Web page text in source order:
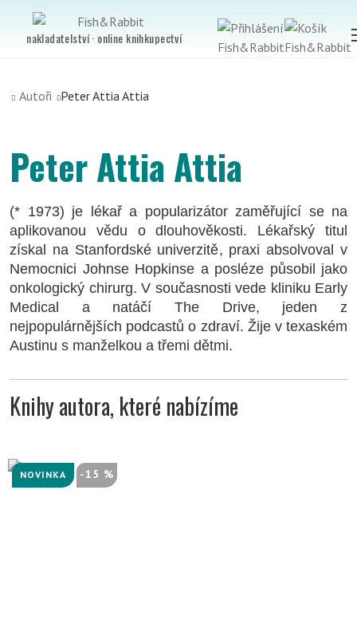
nakladatelství · online knihkupectví
Autoři Peter Attia Attia
Peter Attia Attia
(* 1973) je lékař a popularizátor zaměřující se na
aplikovanou vědu o dlouhověkosti. Lékařský titul
získal na Stanfordské univerzitě, praxi absolvoval v
Nemocnici Johnse Hopkinse a posléze působil jako
onkologický chirurg. V současnosti vede kliniku Early
Medical a natáčí The Drive, jeden z
nejpopulárnějších podcastů o zdraví. Žije v texaském
Austinu s manželkou a třemi dětmi.
Knihy autora, které nabízíme
NOVINKA -15 %